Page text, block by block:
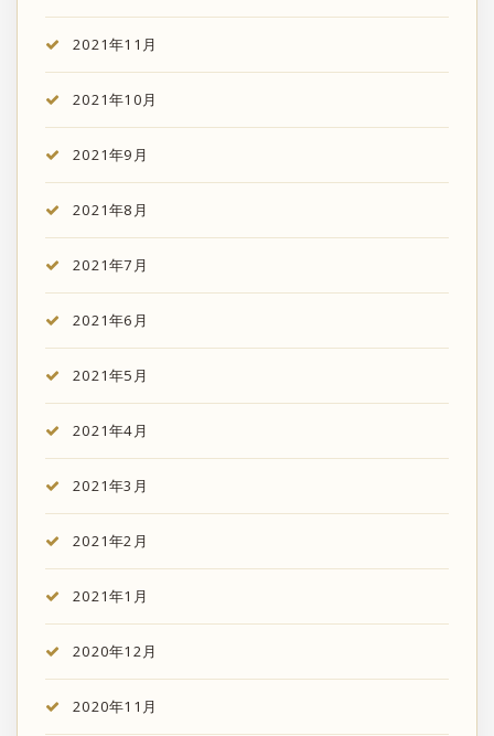
2021年11月
2021年10月
2021年9月
2021年8月
2021年7月
2021年6月
2021年5月
2021年4月
2021年3月
2021年2月
2021年1月
2020年12月
2020年11月